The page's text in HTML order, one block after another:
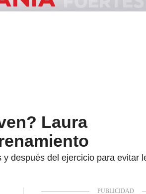
Laura
después del ejercicio para evitar